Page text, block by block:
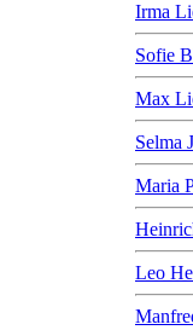
Irma
Sofie
Max
Selma
Maria
Leo